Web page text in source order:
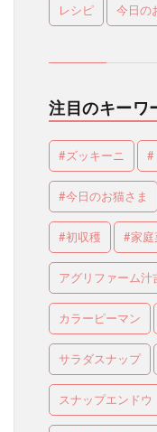
レシピ 今日の
注目のキーワ
#ズッキーニ #
#今日のお猫さま
#初収穫 #家庭
アグリファーム汁
カラーピーマン
サラダスナップ
スナップエンドウ